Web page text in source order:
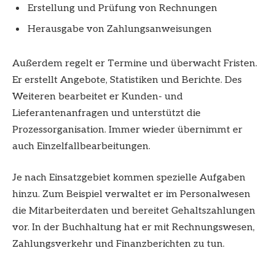
Erstellung und Prüfung von Rechnungen
Herausgabe von Zahlungsanweisungen
Außerdem regelt er Termine und überwacht Fristen.
Er erstellt Angebote, Statistiken und Berichte. Des
Weiteren bearbeitet er Kunden- und
Lieferantenanfragen und unterstützt die
Prozessorganisation. Immer wieder übernimmt er
auch Einzelfallbearbeitungen.
Je nach Einsatzgebiet kommen spezielle Aufgaben
hinzu. Zum Beispiel verwaltet er im Personalwesen
die Mitarbeiterdaten und bereitet Gehaltszahlungen
vor. In der Buchhaltung hat er mit Rechnungswesen,
Zahlungsverkehr und Finanzberichten zu tun.